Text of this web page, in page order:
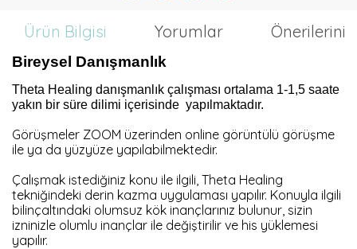
Ürün Bilgisi Yorumlar Önerileriniz
Bireysel Danışmanlık
Theta Healing danışmanlık çalışması ortalama 1-1,5 saate
yakın bir süre dilimi içerisinde yapılmaktadır.
Görüşmeler ZOOM üzerinden online görüntülü görüşme
ile ya da yüzyüze yapılabilmektedir.
Çalışmak istediğiniz konu ile ilgili, Theta Healing
tekniğindeki derin kazma uygulaması yapılır. Konuyla ilgili
bilinçaltındaki olumsuz kök inançlarınız bulunur, sizin
izninizle olumlu inançlar ile değiştirilir ve his yüklemesi
yapılır.